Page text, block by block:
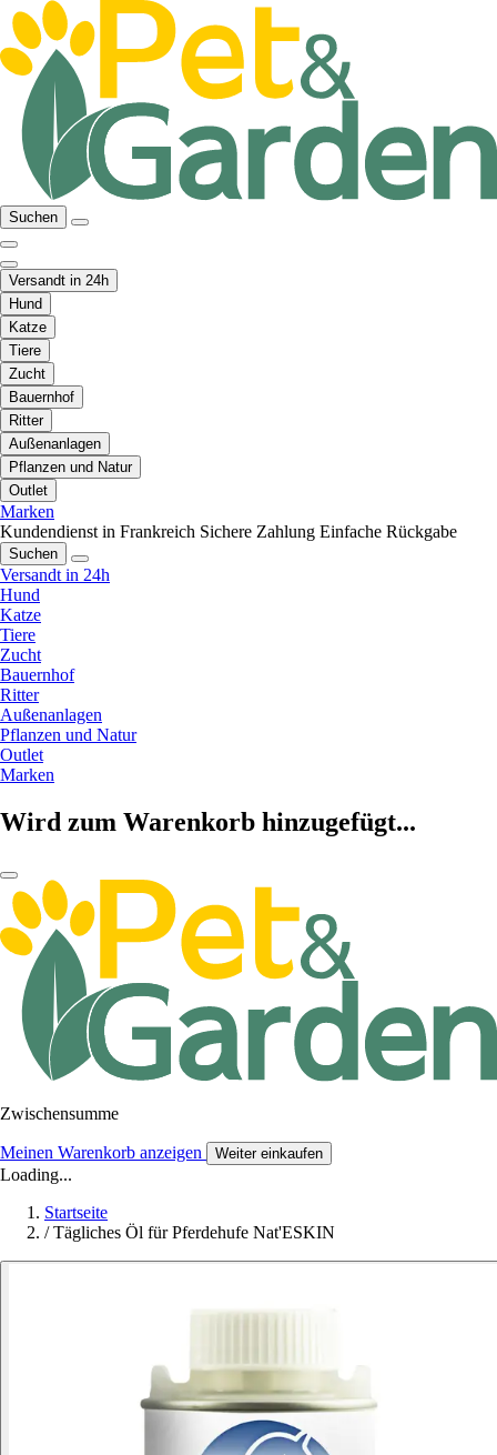
Suchen
Versandt in 24h
Hund
Katze
Tiere
Zucht
Bauernhof
Ritter
Außenanlagen
Pflanzen und Natur
Outlet
Marken
Kundendienst in Frankreich Sichere Zahlung Einfache Rückgabe
Suchen
Versandt in 24h
Hund
Katze
Tiere
Zucht
Bauernhof
Ritter
Außenanlagen
Pflanzen und Natur
Outlet
Marken
Wird zum Warenkorb hinzugefügt...
Zwischensumme
Meinen Warenkorb anzeigen Weiter einkaufen
Loading...
Startseite
/ Tägliches Öl für Pferdehufe Nat'ESKIN